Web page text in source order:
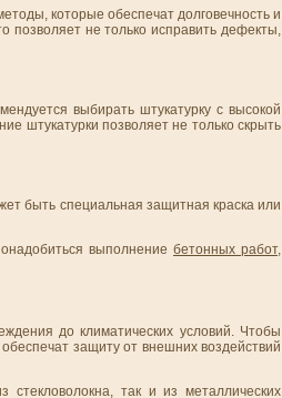
которые обеспечат долговечность и
позволяет не только исправить дефекты,
выбирать штукатурку с высокой
штукатурки позволяет не только скрыть
быть специальная защитная краска или
выполнение бетонных работ,
до климатических условий. Чтобы
защиту от внешних воздействий
так и из металлических